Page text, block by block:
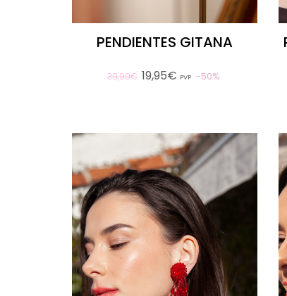
PENDIENTES GITANA
39,90€ 19,95€ PVP 50%